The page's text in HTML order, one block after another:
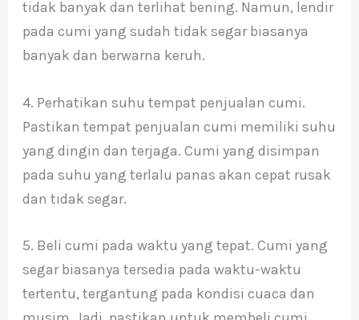
tidak banyak dan terlihat bening. Namun, lendir
pada cumi yang sudah tidak segar biasanya
banyak dan berwarna keruh.
4. Perhatikan suhu tempat penjualan cumi.
Pastikan tempat penjualan cumi memiliki suhu
yang dingin dan terjaga. Cumi yang disimpan
pada suhu yang terlalu panas akan cepat rusak
dan tidak segar.
5. Beli cumi pada waktu yang tepat. Cumi yang
segar biasanya tersedia pada waktu-waktu
tertentu, tergantung pada kondisi cuaca dan